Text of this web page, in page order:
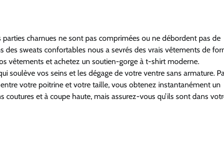
charnues ne sont pas comprimées ou ne débordent pas de
sweats confortables nous a sevrés des vrais vêtements de
vêtements et achetez un soutien-gorge à t-shirt moderne.
soulève vos seins et les dégage de votre ventre sans armature.
votre poitrine et votre taille, vous obtenez instantanément un
et à coupe haute, mais assurez-vous qu’ils sont dans